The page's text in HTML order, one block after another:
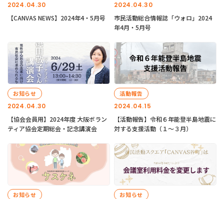
2024.04.30
【CANVAS NEWS】2024年4・5月号
2024.04.30
市民活動総合情報誌「ウォロ」2024
年4月・5月号
2024.04.30
お知らせ
【協会会員用】2024年度 大阪ボラン
ティア協会定期総会・記念講演会
2024.04.15
活動報告
【活動報告】令和６年能登半島地震に
対する支援活動（１〜３月）
お知らせ お知らせ